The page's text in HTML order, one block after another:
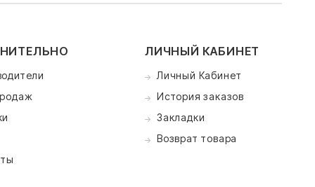
ЛИЧНЫЙ КАБИНЕТ
Личный Кабинет
История заказов
Закладки
Возврат товара